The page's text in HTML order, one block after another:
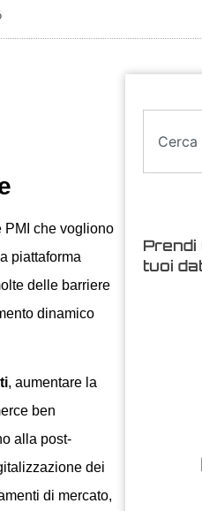
PMI che vogliono
piattaforma
delle barriere
dinamico
, aumentare la
ben
alla post-
dei
di mercato,
Prendi
tuoi